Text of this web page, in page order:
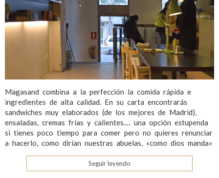
Magasand combina a la perfección la comida rápida e
ingredientes de alta calidad. En su carta encontrarás
sandwiches muy elaborados (de los mejores de Madrid),
ensaladas, cremas frías y calientes.… una opción estupenda
si tienes poco tiempo para comer pero no quieres renunciar
a hacerlo, como dirían nuestras abuelas, «como dios manda»
Seguir leyendo